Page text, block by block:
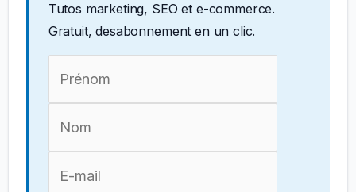
Tutos marketing, SEO et e-commerce.
Gratuit, desabonnement en un clic.